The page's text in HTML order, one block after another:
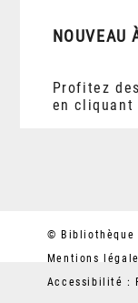
NOUVEAU
Profitez
en cliquant
© Bibliothèque
Mentions
Accessibilité :